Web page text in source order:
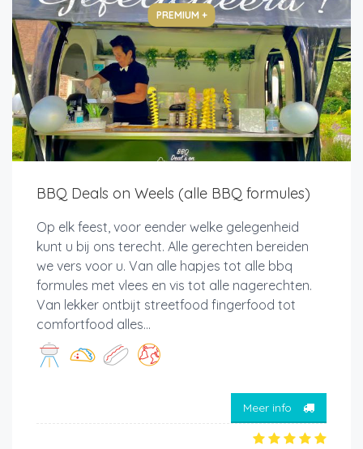
PREMIUM +
BBQ Deals on Weels (alle BBQ formules)
Op elk feest, voor eender welke gelegenheid
kunt u bij ons terecht. Alle gerechten bereiden
we vers voor u. Van alle hapjes tot alle bbq
formules met vlees en vis tot alle nagerechten.
Van lekker ontbijt streetfood fingerfood tot
comfortfood alles...
Meer info